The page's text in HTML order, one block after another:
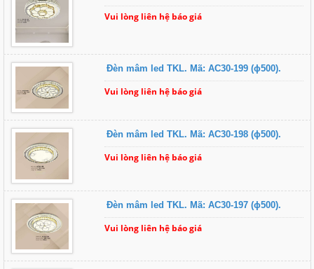
Vui lòng liên hệ báo giá
Đèn mâm led TKL. Mã: AC30-199 (ɸ500).
Vui lòng liên hệ báo giá
Đèn mâm led TKL. Mã: AC30-198 (ɸ500).
Vui lòng liên hệ báo giá
Đèn mâm led TKL. Mã: AC30-197 (ɸ500).
Vui lòng liên hệ báo giá